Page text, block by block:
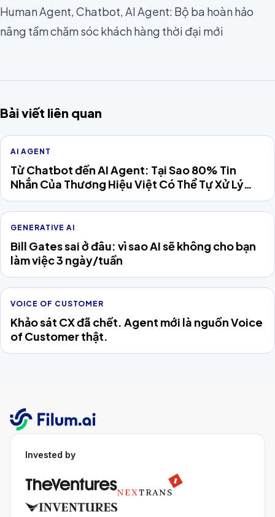
Human Agent, Chatbot, AI Agent: Bộ ba hoàn hảo
nâng tầm chăm sóc khách hàng thời đại mới
Bài viết liên quan
AI AGENT
Từ Chatbot đến AI Agent: Tại Sao 80% Tin
Nhắn Của Thương Hiệu Việt Có Thể Tự Xử Lý
Năm 2026
GENERATIVE AI
Bill Gates sai ở đâu: vì sao AI sẽ không cho bạn
làm việc 3 ngày/tuần
VOICE OF CUSTOMER
Khảo sát CX đã chết. Agent mới là nguồn Voice
of Customer thật.
Invested by